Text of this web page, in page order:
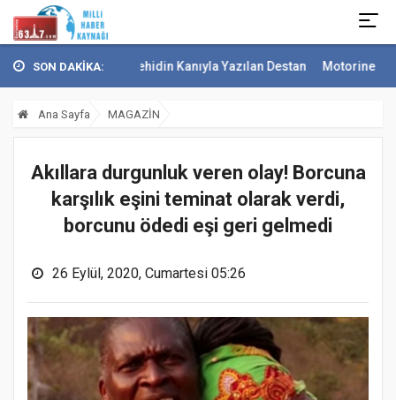
SON DAKİKA:
6317 Şehidin Kanıyla Yazılan Destan Motorine 2 lira 44 kuruş
Ana Sayfa MAGAZİN
Akıllara durgunluk veren olay! Borcuna
karşılık eşini teminat olarak verdi,
borcunu ödedi eşi geri gelmedi
26 Eylül, 2020, Cumartesi 05:26